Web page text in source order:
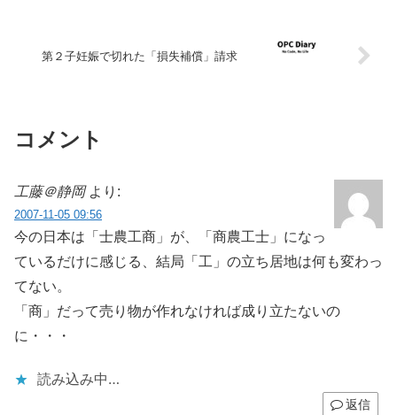
第２子妊娠で切れた「損失補償」請求
コメント
工藤＠静岡 より:
2007-11-05 09:56
今の日本は「士農工商」が、「商農工士」になっ
ているだけに感じる、結局「工」の立ち居地は何も変わっ
てない。
「商」だって売り物が作れなければ成り立たないの
に・・・
読み込み中…
返信